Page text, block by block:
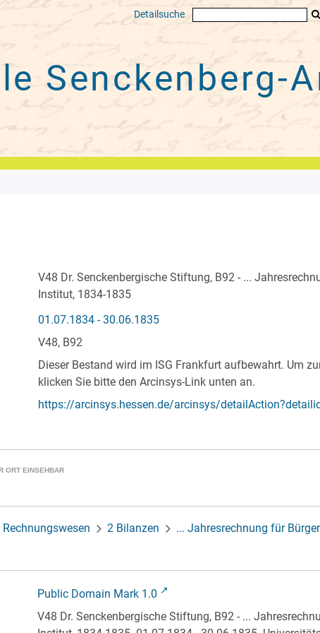
Detailsuche
Senckenberg-
V48 Dr. Senckenbergische Stiftung, B92 - ...
Institut, 1834-1835
01.07.1834 - 30.06.1835
V48, B92
Dieser Bestand wird im ISG Frankfurt aufbewahrt. Um
klicken Sie bitte den Arcinsys-Link unten an.
https://arcinsys.hessen.de/arcinsys/
ORT EINSEHBAR
Rechnungswesen 2 Bilanzen ... Jahresrechnung für
Public Domain Mark 1.0
V48 Dr. Senckenbergische Stiftung, B92 - ...